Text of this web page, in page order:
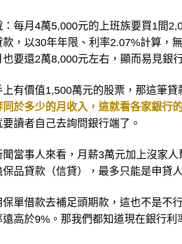
：每月4萬5,000元的上班族要買1間
款，以30年年限、利率2.07%計算，
也要還2萬8,000元左右，顯而易見銀
上有價值1,500萬元的股票，那這筆貸
同於多少的月收入，這就看各家銀行
讀者自己去詢問銀行端了。
聞當事人來看，月薪3萬元加上沒家
保品貸款（信貸），最多只能是申貸
保單借款去補足頭期款，這也不是不
遠高於9%。那我們都知道現在銀行